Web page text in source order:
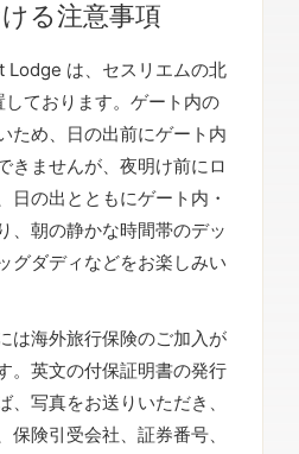
る注意事項
Lodge は、セスリエムの北
ております。ゲート内の
ため、日の出前にゲート内
きませんが、夜明け前にロ
日の出とともにゲート内・
、朝の静かな時間帯のデッ
グダディなどをお楽しみい
は海外旅行保険のご加入が
。英文の付保証明書の発行
、写真をお送りいただき、
保険引受会社、証券番号、